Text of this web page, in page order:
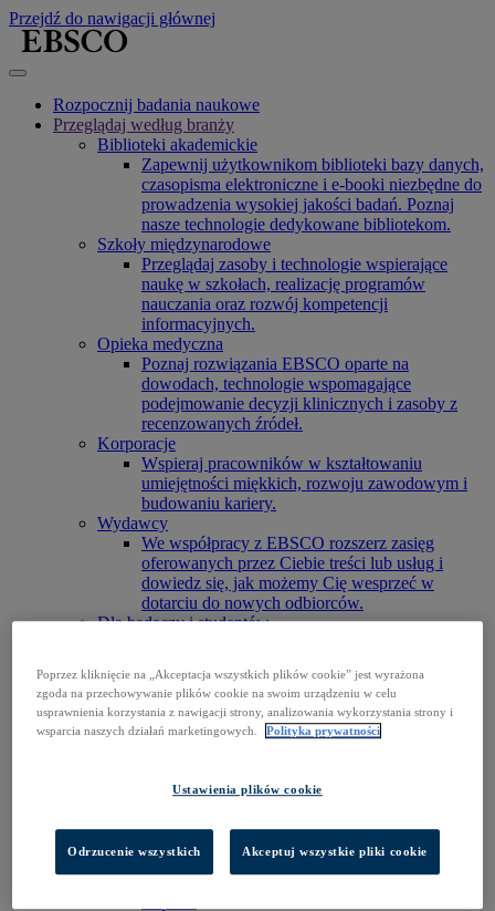
Przejdź do nawigacji głównej
Rozpocznij badania naukowe
Przeglądaj według branży
Biblioteki akademickie
Zapewnij użytkownikom biblioteki bazy danych,
czasopisma elektroniczne i e-booki niezbędne do
prowadzenia wysokiej jakości badań. Poznaj
nasze technologie dedykowane bibliotekom.
Szkoły międzynarodowe
Przeglądaj zasoby i technologie wspierające
naukę w szkołach, realizację programów
nauczania oraz rozwój kompetencji
informacyjnych.
Opieka medyczna
Poznaj rozwiązania EBSCO oparte na
dowodach, technologie wspomagające
podejmowanie decyzji klinicznych i zasoby z
recenzowanych źródeł.
Korporacje
Wspieraj pracowników w kształtowaniu
umiejętności miękkich, rozwoju zawodowym i
budowaniu kariery.
Wydawcy
We współpracy z EBSCO rozszerz zasięg
oferowanych przez Ciebie treści lub usług i
dowiedz się, jak możemy Cię wesprzeć w
dotarciu do nowych odbiorców.
Dla badaczy i studentów
Zaloguj się do EBSCOhost
Poznaj nasze produkty
Skontaktuj się z nami
Produkty
BiblioGraph
EBSCO Discovery Service
EBSCOadmin
Platforma badawcza EBSCOhost
Poprzez kliknięcie na „Akceptacja wszystkich plików cookie” jest wyrażona
zgoda na przechowywanie plików cookie na swoim urządzeniu w celu
usprawnienia korzystania z nawigacji strony, analizowania wykorzystania strony i
wsparcia naszych działań marketingowych.
Polityka prywatności
Ustawienia plików cookie
Odrzucenie wszystkich Akceptuj wszystkie pliki cookie